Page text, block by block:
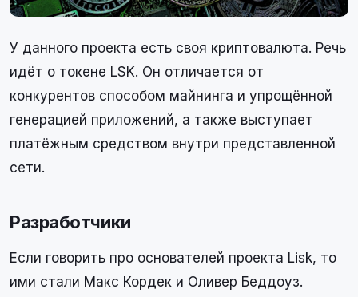
У данного проекта есть своя криптовалюта. Речь
идёт о токене LSK. Он отличается от
конкурентов способом майнинга и упрощённой
генерацией приложений, а также выступает
платёжным средством внутри представленной
сети.
Разработчики
Если говорить про основателей проекта Lisk, то
ими стали Макс Кордек и Оливер Беддоуз.